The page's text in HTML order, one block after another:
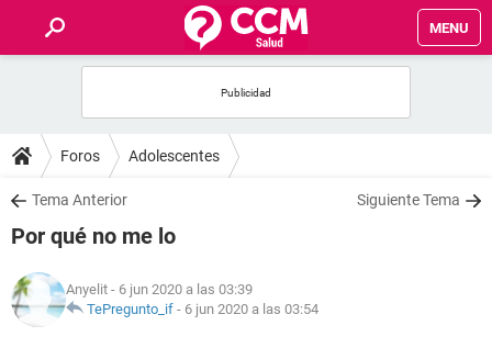
MENU
FOROS
SALUD
FAMILIA
NUTRICIÓN
Foros Adolescentes
Tema Anterior Siguiente Tema
Por qué no me lo
Anyelit - 6 jun 2020 a las 03:39
TePregunto_if - 6 jun 2020 a las 03:54